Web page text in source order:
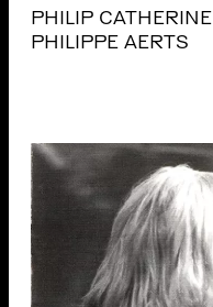
PHILIP CATHERINE
PHILIPPE AERTS